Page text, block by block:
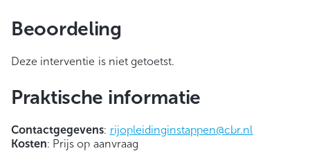
Beoordeling
Deze interventie is niet getoetst.
Praktische informatie
Contactgegevens: rijopleidinginstappen@cbr.nl
Kosten: Prijs op aanvraag